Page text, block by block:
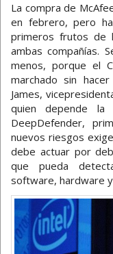
La compra de
en febrero, pero
primeros frutos de
ambas compañías.
menos, porque el
marchado sin
James,
quien depende la
DeepDefender,
nuevos riesgos
debe actuar por
que pueda
software, hardware